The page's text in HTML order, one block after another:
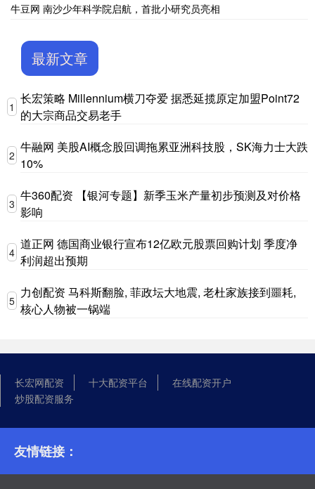
牛豆网 南沙少年科学院启航，首批小研究员亮相
最新文章
1
长宏策略 Millennium横刀夺爱 据悉延揽原定加盟Point72
的大宗商品交易老手
2
牛融网 美股AI概念股回调拖累亚洲科技股，SK海力士大跌
10%
3
牛360配资 【银河专题】新季玉米产量初步预测及对价格
影响
4
道正网 德国商业银行宣布12亿欧元股票回购计划 季度净
利润超出预期
5
力创配资 马科斯翻脸, 菲政坛大地震, 老杜家族接到噩耗,
核心人物被一锅端
长宏网配资 十大配资平台
在线配资开户
炒股配资服务
友情链接：